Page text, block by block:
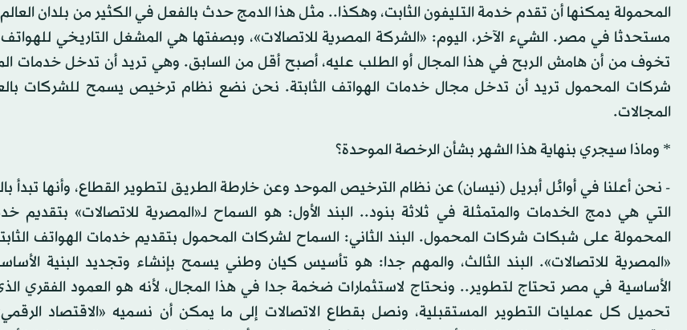
المحمولة يمكنها أن تقدم خدمة التليفون الثابت، وهكذا.. مثل هذا الدمج حدث بالفعل في الكثير من بلدان
مستحدثا في مصر. الشيء الآخر، اليوم: «الشركة المصرية للاتصالات»، وبصفتها هي المشغل التاريخي للهواتف
تخوف من أن هامش الربح في هذا المجال أو الطلب عليه، أصبح أقل من السابق. وهي تريد أن تدخل خدمات
شركات المحمول تريد أن تدخل مجال خدمات الهواتف الثابتة. نحن نضع نظام ترخيص يسمح للشركات
المجالات.
* وماذا سيجري بنهاية هذا الشهر بشأن الرخصة الموحدة؟
- نحن أعلنا في أوائل أبريل (نيسان) عن نظام الترخيص الموحد وعن خارطة الطريق لتطوير القطاع، وأنها تبدأ
التي هي دمج الخدمات والمتمثلة في ثلاثة بنود.. البند الأول: هو السماح لـ«المصرية للاتصالات» بتقديم
المحمولة على شبكات شركات المحمول. البند الثاني: السماح لشركات المحمول بتقديم خدمات الهواتف
«المصرية للاتصالات». البند الثالث، والمهم جدا: هو تأسيس كيان وطني يسمح بإنشاء وتجديد البنية
الأساسية في مصر تحتاج لتطوير.. ونحتاج لاستثمارات ضخمة جدا في هذا المجال، لأنه هو العمود الفقري
تحميل كل عمليات التطوير المستقبلية، ونصل بقطاع الاتصالات إلى ما يمكن أن نسميه «الاقتصاد